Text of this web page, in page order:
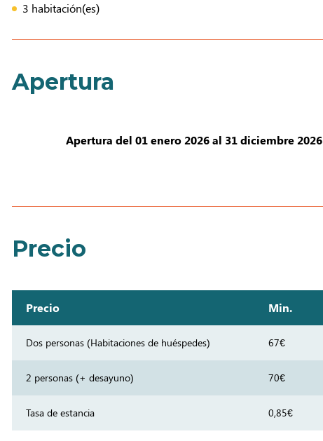
3 habitación(es)
Apertura
Apertura del 01 enero 2026 al 31 diciembre 2026
Precio
Precio Min.
Dos personas (Habitaciones de huéspedes) 67€
2 personas (+ desayuno) 70€
Tasa de estancia 0,85€